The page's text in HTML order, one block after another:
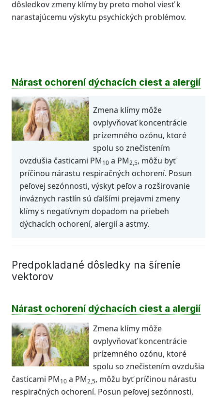
dôsledkov zmeny klímy by preto mohol viesť k
narastajúcemu výskytu psychických problémov.
Nárast ochorení dýchacích ciest a alergií
Zmena klímy môže
ovplyvňovať koncentrácie
prízemného ozónu, ktoré
spolu so znečistením
ovzdušia časticami PM10 a PM2,5, môžu byť
príčinou nárastu respiračných ochorení. Posun
peľovej sezónnosti, výskyt peľov a rozširovanie
inváznych rastlín sú ďalšími prejavmi zmeny
klímy s negatívnym dopadom na priebeh
dýchacích ochorení, alergií a astmy.
Predpokladané dôsledky na šírenie
vektorov
Nárast ochorení dýchacích ciest a alergií
Zmena klímy môže
ovplyvňovať koncentrácie
prízemného ozónu, ktoré
spolu so znečistením ovzdušia
časticami PM10 a PM2,5, môžu byť príčinou nárastu
respiračných ochorení. Posun peľovej sezónnosti,